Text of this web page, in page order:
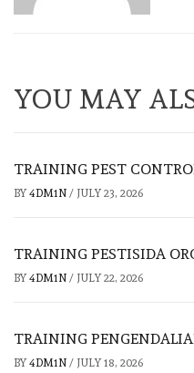
YOU MAY
TRAINING PEST
BY 4DM1N / JULY 23, 2026
TRAINING PESTISIDA
BY 4DM1N / JULY 22, 2026
TRAINING
BY 4DM1N / JULY 18, 2026